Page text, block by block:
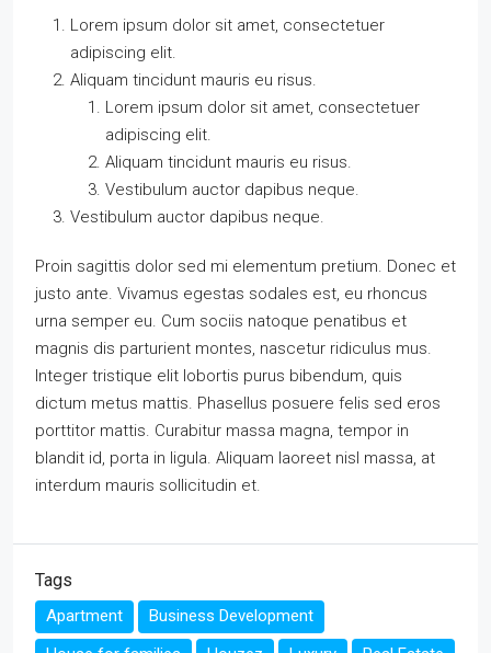
Lorem ipsum dolor sit amet, consectetuer
adipiscing elit.
Aliquam tincidunt mauris eu risus.
Lorem ipsum dolor sit amet, consectetuer
adipiscing elit.
Aliquam tincidunt mauris eu risus.
Vestibulum auctor dapibus neque.
Vestibulum auctor dapibus neque.
Proin sagittis dolor sed mi elementum pretium. Donec et
justo ante. Vivamus egestas sodales est, eu rhoncus
urna semper eu. Cum sociis natoque penatibus et
magnis dis parturient montes, nascetur ridiculus mus.
Integer tristique elit lobortis purus bibendum, quis
dictum metus mattis. Phasellus posuere felis sed eros
porttitor mattis. Curabitur massa magna, tempor in
blandit id, porta in ligula. Aliquam laoreet nisl massa, at
interdum mauris sollicitudin et.
Tags
Apartment
Business Development